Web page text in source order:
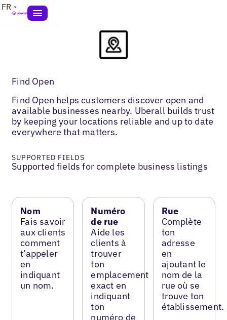
FR
Find Open
Find Open helps customers discover open and
available businesses nearby. Uberall builds trust
by keeping your locations reliable and up to date
everywhere that matters.
SUPPORTED FIELDS
Supported fields for complete business listings
Nom
Fais savoir
aux clients
comment
t’appeler
en
indiquant
un nom.
Numéro
de rue
Aide les
clients à
trouver
ton
emplacement
exact en
indiquant
ton
numéro de
Rue
Complète
ton
adresse
en
ajoutant le
nom de la
rue où se
trouve ton
établissement.